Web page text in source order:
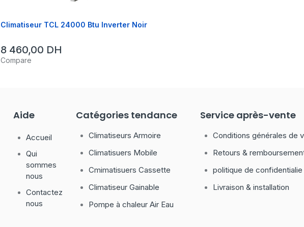
Climatiseur TCL 24000 Btu Inverter Noir
8 460,00 DH
Compare
Aide
Accueil
Qui
sommes
nous
Contactez
nous
Catégories tendance
Climatiseurs Armoire
Climatisuers Mobile
Cmimatisuers Cassette
Climatiseur Gainable
Pompe à chaleur Air Eau
Service après-vente
Conditions générales de
Retours &
politique de confidentialie
Livraison & installation